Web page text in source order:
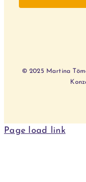
© 2025 Martina
Page load link